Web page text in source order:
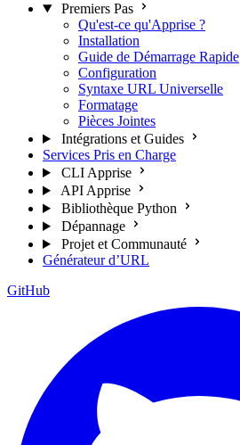
Premiers Pas
Qu'est-ce qu'Apprise ?
Installation
Guide de Démarrage Rapide
Configuration
Syntaxe URL Universelle
Formatage
Pièces Jointes
Intégrations et Guides
Services Pris en Charge
CLI Apprise
API Apprise
Bibliothèque Python
Dépannage
Projet et Communauté
Générateur d’URL
GitHub